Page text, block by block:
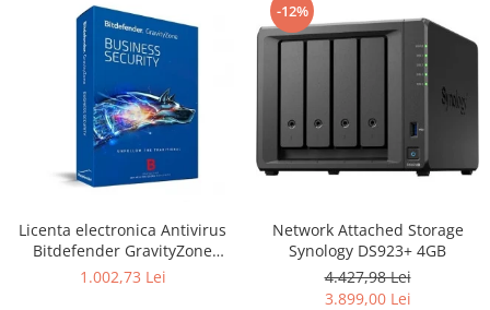
Telefoane & accesorii
Smart Watch
Apple AirTag
Inele Smart
Ochelari Smart
Smartphone IPhone
Sisteme PC & Periferice
Licenta electronica Antivirus
Bitdefender GravityZone
Business Security, 5 useri, 2
1.002,73 Lei
-12%
Network Attached Storage
Synology DS923+ 4GB
4.427,98 Lei
3.899,00 Lei